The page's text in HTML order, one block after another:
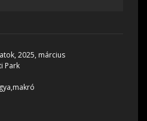
2025, március
Park